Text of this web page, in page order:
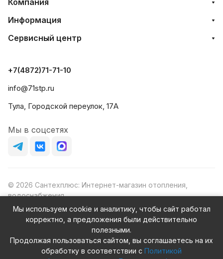
Компания
Информация
Сервисный центр
+7(4872)71-71-10
info@71stp.ru
Тула, Городской переулок, 17А
Мы в соцсетях
© 2026 Сантехплюс: Интернет-магазин отопления,
водоснабжения
Юридический адрес: 390023, г. Рязань, проезд Яблочкова,
ИНН/КПП: 6230087631/623001001
ОГРН: 1156230000080
Мы используем cookie и аналитику, чтобы сайт работал
корректно, а предложения были действительно
полезными.
Продолжая пользоваться сайтом, вы соглашаетесь на их
обработку в соответствии с Политикой